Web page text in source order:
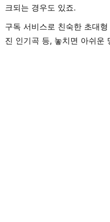
크되는 경우도 있죠.
구독 서비스로 친숙한 초대
진 인기곡 등, 놓치면 아쉬운